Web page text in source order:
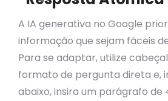
A IA generativa no Google
informação que sejam fáceis
Para se adaptar, utilize
formato de pergunta direta e,
abaixo, insira um parágrafo de